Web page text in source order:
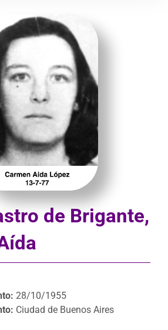
de Brigante,
28/10/1955
Ciudad de Buenos Aires